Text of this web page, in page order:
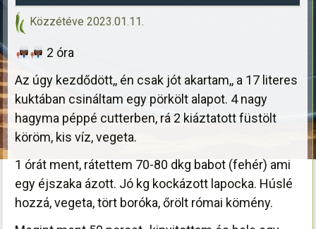
Közzétéve 2023.01.11.
2 óra
Az úgy kezdődött,, én csak jót akartam,, a 17 literes
kuktában csináltam egy pörkölt alapot. 4 nagy
hagyma péppé cutterben, rá 2 kiáztatott füstölt
köröm, kis víz, vegeta.
1 órát ment, rátettem 70-80 dkg babot (fehér) ami
egy éjszaka ázott. Jó kg kockázott lapocka. Húslé
hozzá, vegeta, tört boróka, őrölt római kömény.